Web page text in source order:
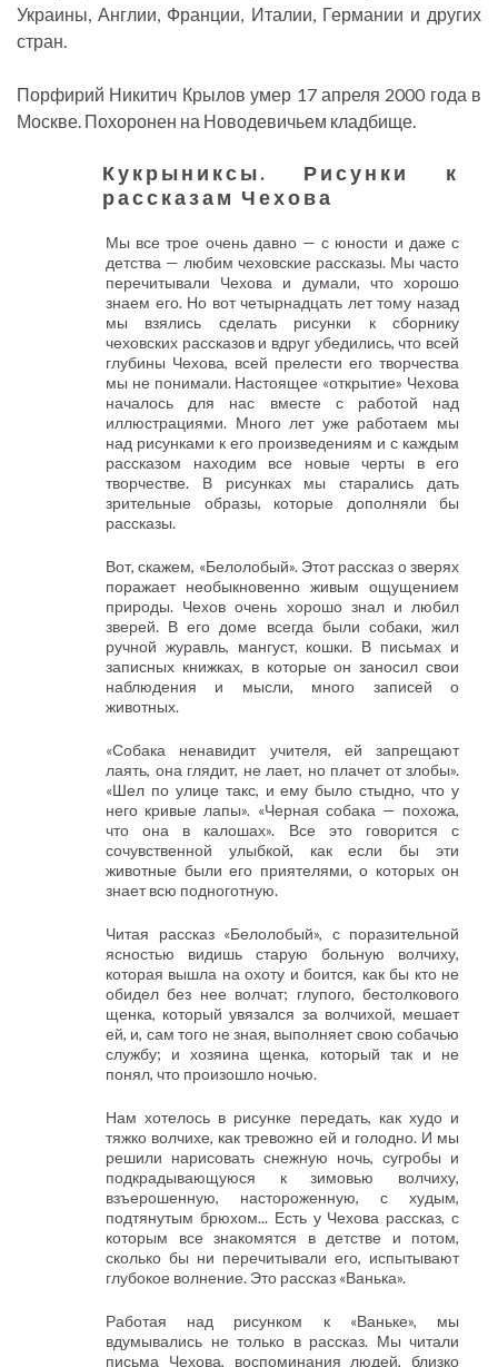
Украины, Англии, Франции, Италии, Германии и других
стран.
Порфирий Никитич Крылов умер 17 апреля 2000 года в
Москве. Похоронен на Новодевичьем кладбище.
Кукрыниксы. Рисунки к
рассказам Чехова
Мы все трое очень давно — с юности и даже с
детства — любим чеховские рассказы. Мы часто
перечитывали Чехова и думали, что хорошо
знаем его. Но вот четырнадцать лет тому назад
мы взялись сделать рисунки к сборнику
чеховских рассказов и вдруг убедились, что всей
глубины Чехова, всей прелести его творчества
мы не понимали. Настоящее «открытие» Чехова
началось для нас вместе с работой над
иллюстрациями. Много лет уже работаем мы
над рисунками к его произведениям и с каждым
рассказом находим все новые черты в его
творчестве. В рисунках мы старались дать
зрительные образы, которые дополняли бы
рассказы.
Вот, скажем, «Белолобый». Этот рассказ о зверях
поражает необыкновенно живым ощущением
природы. Чехов очень хорошо знал и любил
зверей. В его доме всегда были собаки, жил
ручной журавль, мангуст, кошки. В письмах и
записных книжках, в которые он заносил свои
наблюдения и мысли, много записей о
животных.
«Собака ненавидит учителя, ей запрещают
лаять, она глядит, не лает, но плачет от злобы».
«Шел по улице такс, и ему было стыдно, что у
него кривые лапы». «Черная собака — похожа,
что она в калошах». Все это говорится с
сочувственной улыбкой, как если бы эти
животные были его приятелями, о которых он
знает всю подноготную.
Читая рассказ «Белолобый», с поразительной
ясностью видишь старую больную волчиху,
которая вышла на охоту и боится, как бы кто не
обидел без нее волчат; глупого, бестолкового
щенка, который увязался за волчихой, мешает
ей, и, сам того не зная, выполняет свою собачью
службу; и хозяина щенка, который так и не
понял, что произошло ночью.
Нам хотелось в рисунке передать, как худо и
тяжко волчихе, как тревожно ей и голодно. И мы
решили нарисовать снежную ночь, сугробы и
подкрадывающуюся к зимовью волчиху,
взъерошенную, настороженную, с худым,
подтянутым брюхом... Есть у Чехова рассказ, с
которым все знакомятся в детстве и потом,
сколько бы ни перечитывали его, испытывают
глубокое волнение. Это рассказ «Ванька».
Работая над рисунком к «Ваньке», мы
вдумывались не только в рассказ. Мы читали
письма Чехова, воспоминания людей, близко